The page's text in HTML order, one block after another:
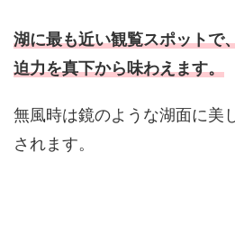
湖に最も近い観覧スポットで
迫力を真下から味わえます。
無風時は鏡のような湖面に美
されます。